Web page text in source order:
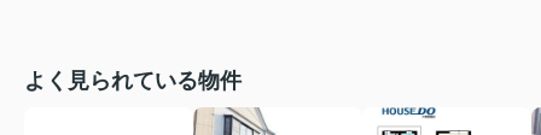
よく見られている物件